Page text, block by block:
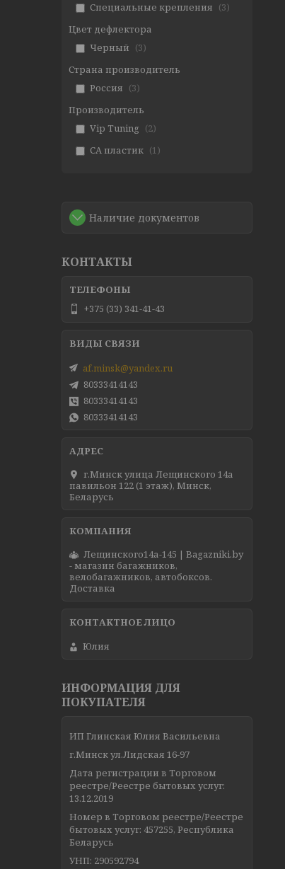
Специальные крепления
3
Цвет дефлектора
Черный
3
Страна производитель
Россия
3
Производитель
Vip Tuning
2
СА пластик
1
Наличие документов
КОНТАКТЫ
+375 (33) 341-41-43
af.minsk@yandex.ru
80333414143
80333414143
80333414143
г.Минск улица Лещинского 14а
павильон 122 (1 этаж), Минск,
Беларусь
Лещинского14а-145 | Bagazniki.by
- магазин багажников,
велобагажников, автобоксов.
Доставка
Юлия
ИНФОРМАЦИЯ ДЛЯ
ПОКУПАТЕЛЯ
ИП Глинская Юлия Васильевна
г.Минск ул.Лидская 16-97
Дата регистрации в Торговом
реестре/Реестре бытовых услуг:
13.12.2019
Номер в Торговом реестре/Реестре
бытовых услуг: 457255, Республика
Беларусь
УНП: 290592794